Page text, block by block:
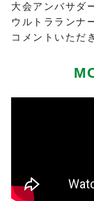
大会アンバサダ
ウルトラランナ
コメントいただ